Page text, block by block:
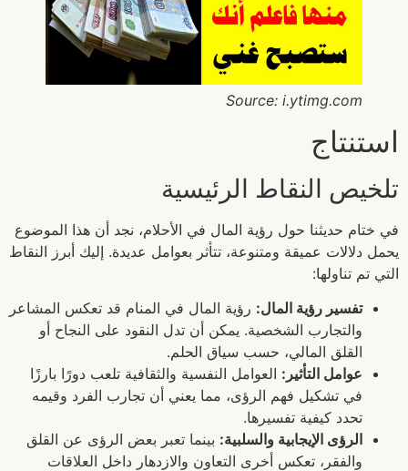
Source: i.ytimg.com
استنتاج
تلخيص النقاط الرئيسية
في ختام حديثنا حول رؤية المال في الأحلام، نجد أن هذا الموضوع
يحمل دلالات عميقة ومتنوعة، تتأثر بعوامل عديدة. إليك أبرز النقاط
التي تم تناولها:
تفسير رؤية المال: رؤية المال في المنام قد تعكس المشاعر
والتجارب الشخصية. يمكن أن تدل النقود على النجاح أو
القلق المالي، حسب سياق الحلم.
عوامل التأثير: العوامل النفسية والثقافية تلعب دورًا بارزًا
في تشكيل فهم الرؤى، مما يعني أن تجارب الفرد وقيمه
تحدد كيفية تفسيرها.
الرؤى الإيجابية والسلبية: بينما تعبر بعض الرؤى عن القلق
والفقر، تعكس أخرى التعاون والازدهار داخل العلاقات